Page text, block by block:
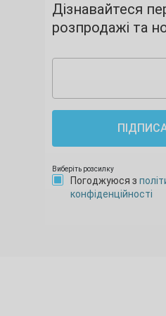
Дізнавайтеся
розпродажі та
Виберіть розсилку
Погоджуюся з
конфіденційності